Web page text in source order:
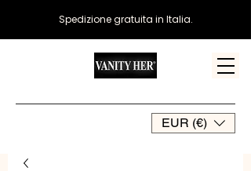
EUR (€)
Spedizione gratuita in Italia.